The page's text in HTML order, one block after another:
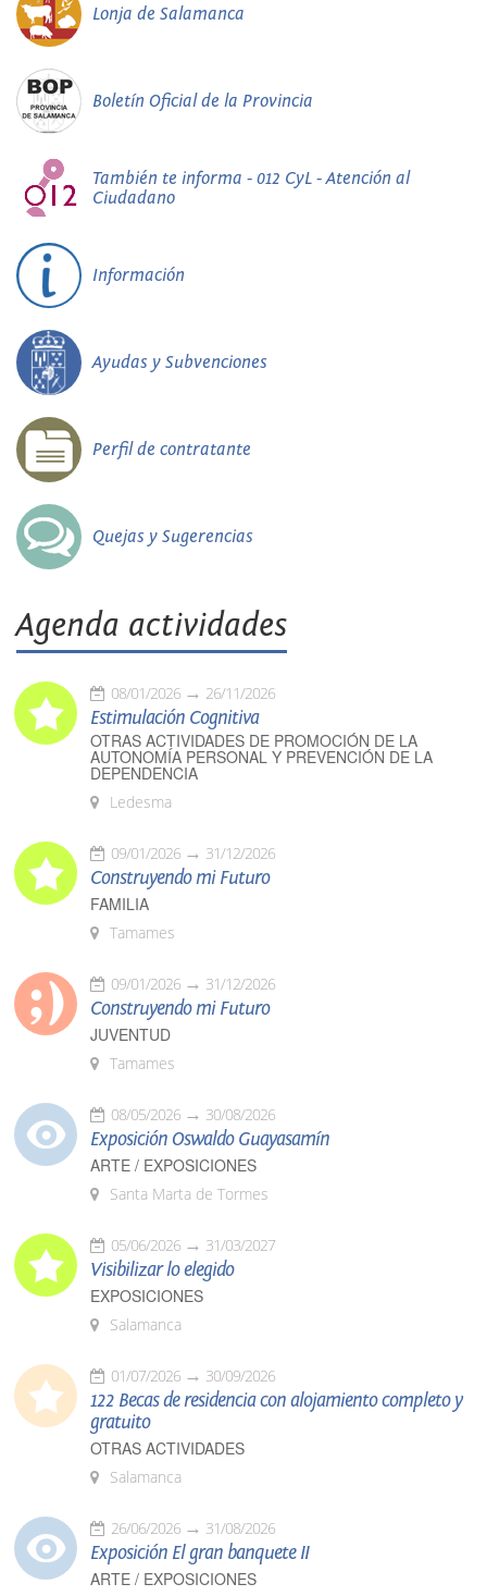
Lonja de Salamanca
Boletín Oficial de la Provincia
También te informa - 012 CyL - Atención al
Ciudadano
Información
Ayudas y Subvenciones
Perfil de contratante
Quejas y Sugerencias
Agenda actividades
08/01/2026 26/11/2026
Estimulación Cognitiva
OTRAS ACTIVIDADES DE PROMOCIÓN DE LA
AUTONOMÍA PERSONAL Y PREVENCIÓN DE LA
DEPENDENCIA
Ledesma
09/01/2026 31/12/2026
Construyendo mi Futuro
FAMILIA
Tamames
09/01/2026 31/12/2026
Construyendo mi Futuro
JUVENTUD
Tamames
08/05/2026 30/08/2026
Exposición Oswaldo Guayasamín
ARTE / EXPOSICIONES
Santa Marta de Tormes
05/06/2026 31/03/2027
Visibilizar lo elegido
EXPOSICIONES
Salamanca
01/07/2026 30/09/2026
122 Becas de residencia con alojamiento completo y
gratuito
OTRAS ACTIVIDADES
Salamanca
26/06/2026 31/08/2026
Exposición El gran banquete II
ARTE / EXPOSICIONES